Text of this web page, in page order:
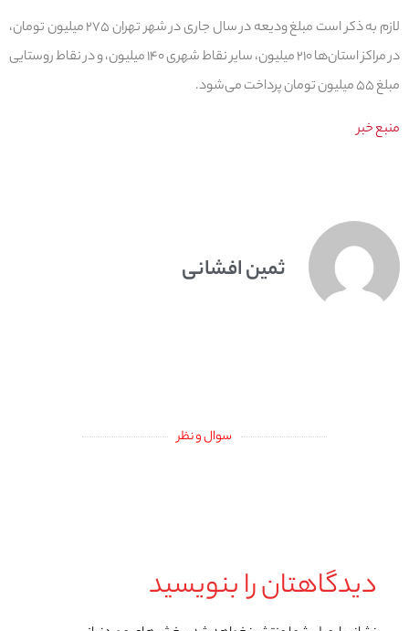
لازم به ذکر است مبلغ ودیعه در سال جاری در شهر تهران ۲۷۵ میلیون تومان،
در مراکز استان‌ها ۲۱۰ میلیون، سایر نقاط شهری ۱۴۰ میلیون، و در نقاط روستایی
مبلغ ۵۵ میلیون تومان پرداخت می‌شود.
منبع خبر
ثمین افشانی
سوال و نظر
دیدگاهتان را بنویسید